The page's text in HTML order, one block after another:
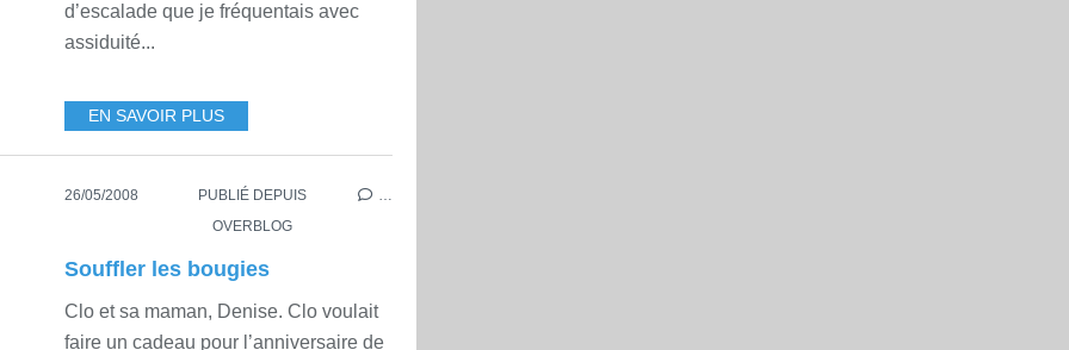
d’escalade que je fréquentais avec
assiduité...
EN SAVOIR PLUS
26/05/2008
PUBLIÉ DEPUIS
OVERBLOG
…
Souffler les bougies
Clo et sa maman, Denise. Clo voulait
faire un cadeau pour l’anniversaire de